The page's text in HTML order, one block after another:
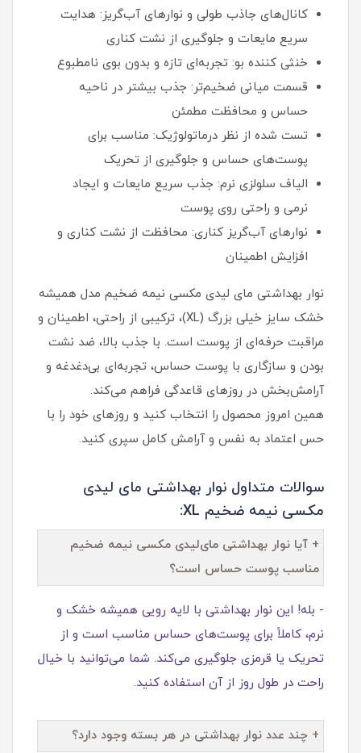
کانال‌های جاذب طولی و نوارهای آب‌گریز: هدایت
سریع مایعات و جلوگیری از نشت کناری
خنثی‌ کننده بو: تجربه‌ای تازه و بدون بوی نامطبوع
قسمت میانی ضخیم‌تر: جذب بیشتر در ناحیه
حساس و محافظت مطمئن
تست شده از نظر درماتولوژیک: مناسب برای
پوست‌های حساس و جلوگیری از تحریک
الیاف سلولزی نرم: جذب سریع مایعات و ایجاد
نرمی و راحتی روی پوست
نوارهای آب‌گریز کناری: محافظت از نشت کناری و
افزایش اطمینان
نوار بهداشتی مای لیدی مکسی نیمه ضخیم مدل همیشه
خشک سایز خیلی بزرگ (XL)، ترکیبی از راحتی، اطمینان و
مراقبت حرفه‌ای از پوست است. با جذب بالا، ضد نشت
بودن و سازگاری با پوست حساس، تجربه‌ای بی‌دغدغه و
آرامش‌بخش در روزهای قاعدگی فراهم می‌کند.
همین امروز محصول را انتخاب کنید و روزهای خود را با
حس اعتماد به نفس و آرامش کامل سپری کنید.
سوالات متداول نوار بهداشتی مای لیدی
مکسی نیمه ضخیم XL:
+ آیا نوار بهداشتی مای‌لیدی مکسی نیمه ضخیم
مناسب پوست حساس است؟
- بله! این نوار بهداشتی با لایه رویی همیشه خشک و
نرم، کاملاً برای پوست‌های حساس مناسب است و از
تحریک یا قرمزی جلوگیری می‌کند. شما می‌توانید با خیال
راحت در طول روز از آن استفاده کنید.
+ چند عدد نوار بهداشتی در هر بسته وجود دارد؟